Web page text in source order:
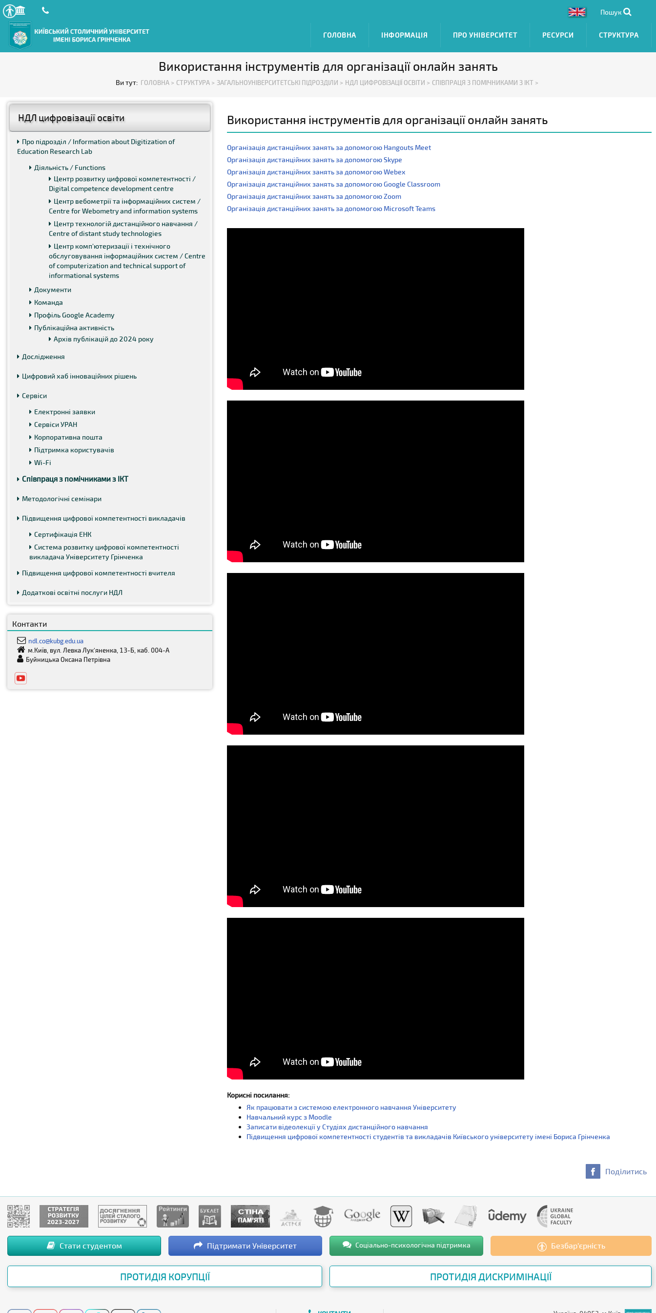
Пошук
ГОЛОВНА ІНФОРМАЦІЯ ПРО УНІВЕРСИТЕТ РЕСУРСИ СТРУКТУРА
Використання інструментів для організації онлайн занять
Ви тут: ГОЛОВНА > СТРУКТУРА > ЗАГАЛЬНОУНІВЕРСИТЕТСЬКІ ПІДРОЗДІЛИ > НДЛ ЦИФРОВІЗАЦІЇ ОСВІТИ > СПІВПРАЦЯ З ПОМІЧНИКАМИ З ІКТ >
НДЛ цифровізації освіти
Про підрозділ / Information about Digitization of
Education Research Lab
Діяльність / Functions
Центр розвитку цифрової компетентності /
Digital competence development centre
Центр вебометрії та інформаційних систем /
Centre for Webometry and information systems
Центр технологій дистанційного навчання /
Centre of distant study technologies
Центр комп'ютеризації і технічного
обслуговування інформаційних систем / Centre
of computerization and technical support of
informational systems
Документи
Команда
Профіль Google Academy
Публікаційна активність
Архів публікацій до 2024 року
Дослідження
Цифровий хаб інноваційних рішень
Сервіси
Електронні заявки
Сервіси УРАН
Корпоративна пошта
Підтримка користувачів
Wi-Fi
Співпраця з помічниками з ІКТ
Методологічні семінари
Підвищення цифрової компетентності викладачів
Сертифікація ЕНК
Система розвитку цифрової компетентності
викладача Університету Грінченка
Підвищення цифрової компетентності вчителя
Додаткові освітні послуги НДЛ
Контакти
ndl.co@kubg.edu.ua
м.Київ, вул. Левка Лук‘яненка, 13-Б, каб. 004-А
Буйницька Оксана Петрівна
Використання інструментів для організації онлайн занять
Організація дистанційних занять за допомогою Hangouts Meet
Організація дистанційних занять за допомогою Skype
Організація дистанційних занять за допомогою Webex
Організація дистанційних занять за допомогою Google Classroom
Організація дистанційних занять за допомогою Zoom
Організація дистанційних занять за допомогою Microsoft Teams
Корисні посилання:
Як працювати з системою електронного навчання Університету
Навчальний курс з Moodle
Записати відеолекції у Студіях дистанційного навчання
Підвищення цифрової компетентності студентів та викладачів Київського університету імені Бориса Грінченка
Поділитись
Стати студентом Підтримати Університет Соціально-психологічна підтримка Безбар’єрність
ПРОТИДІЯ КОРУПЦІЇ ПРОТИДІЯ ДИСКРИМІНАЦІЇ